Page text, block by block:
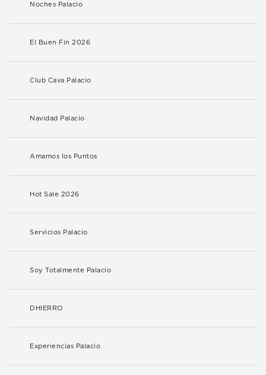
Noches Palacio
El Buen Fin 2026
Club Cava Palacio
Navidad Palacio
Amamos los Puntos
Hot Sale 2026
Servicios Palacio
Soy Totalmente Palacio
DHIERRO
Experiencias Palacio